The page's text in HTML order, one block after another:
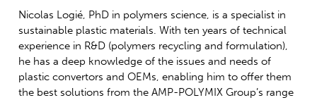
Nicolas Logié, PhD in polymers science, is a specialist in
sustainable plastic materials. With ten years of technical
experience in R&D (polymers recycling and formulation),
he has a deep knowledge of the issues and needs of
plastic convertors and OEMs, enabling him to offer them
the best solutions from the AMP-POLYMIX Group’s range